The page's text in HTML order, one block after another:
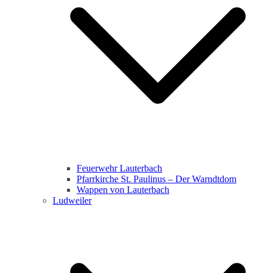
Feuerwehr Lauterbach
Pfarrkirche St. Paulinus – Der Warndtdom
Wappen von Lauterbach
Ludweiler